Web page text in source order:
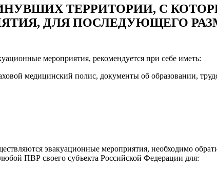
ТЕРРИТОРИИ, С
ДЛЯ ПОСЛЕДУЮЩЕГО
мероприятия, рекомендуется при себе иметь:
медицинский полис, документы об образовании,
эвакуационные мероприятия, необходимо
ПВР своего субъекта Российской Федерации для: